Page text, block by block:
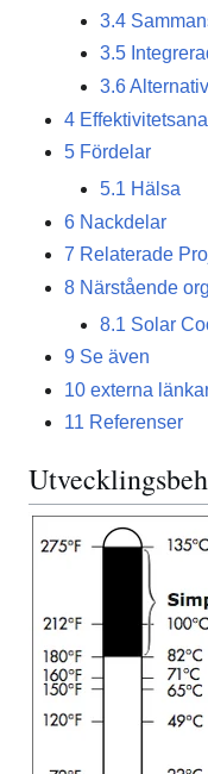
3.4
3.5
3.6
4
5 Fördelar
5.1 Hälsa
6 Nackdelar
7 Relaterade
8 Närstående
8.1 Solar
9 Se även
10 externa
11 Referenser